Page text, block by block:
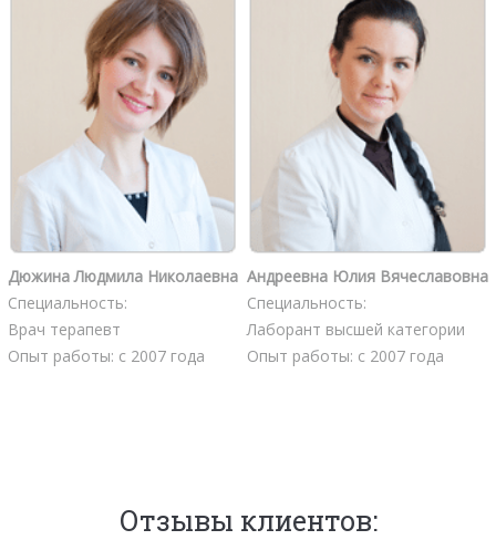
Дюжина Людмила Николаевна
Специальность:
Врач терапевт
Опыт работы: с 2007 года
Андреевна Юлия Вячеславовна
Специальность:
Лаборант высшей категории
Опыт работы: с 2007 года
Отзывы клиентов: